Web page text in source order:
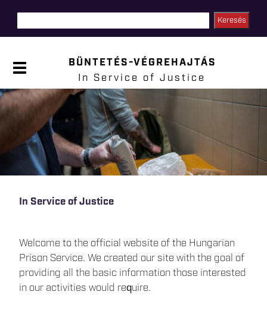
P
a
e
á
BÜNTETÉS-VÉGREHAJTÁS
In Service of Justice
In Service of Justice
Welcome to the official website of the Hungarian
Prison Service. We created our site with the goal of
providing all the basic information those interested
in our activities would require.